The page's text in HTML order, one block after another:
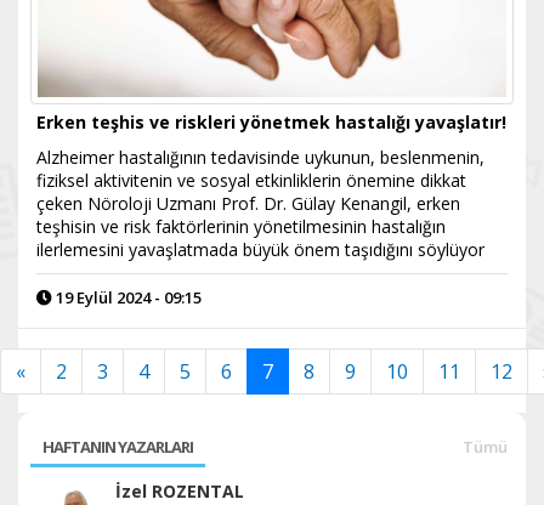
Erken teşhis ve riskleri yönetmek hastalığı yavaşlatır!
Alzheimer hastalığının tedavisinde uykunun, beslenmenin,
fiziksel aktivitenin ve sosyal etkinliklerin önemine dikkat
çeken Nöroloji Uzmanı Prof. Dr. Gülay Kenangil, erken
teşhisin ve risk faktörlerinin yönetilmesinin hastalığın
ilerlemesini yavaşlatmada büyük önem taşıdığını söylüyor
19 Eylül 2024 - 09:15
« 2 3 4 5 6 7 8 9 10 11 12
HAFTANIN YAZARLARI Tümü
İzel ROZENTAL